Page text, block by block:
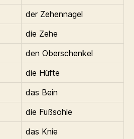
der Zehennagel
die Zehe
den Oberschenkel
die Hüfte
das Bein
die Fußsohle
das Knie